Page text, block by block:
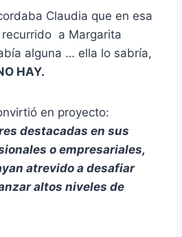
Claudia que en esa
a Margarita
alguna … ella lo sabría,
HAY.
en proyecto:
destacadas en sus
o empresariales,
atrevido a desafiar
altos niveles de